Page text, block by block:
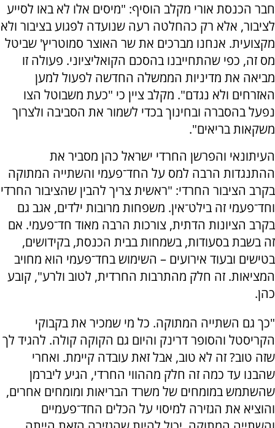
חבר הכנסת אורי מקלב הוסיף: "מיסים אלו לא באו לסייע
לציבור, אלא רק כהחלטה רעה שנועדה לפגוע בציבור ולא
מקצועית. אנחנו מברכים את שר האוצר סמוטריץ' שביטל
מס זה, כפי שהתחייבנו בהסכם הקואליציוני. פעולה זו
מביאה את מדיניות הממשלה החדשה לפעול למען
האזרחים ולא נגדם". מקלב ציין כי "כעת משבוטל הצו
נפעל בהסברה ובחינוך בכדי לשמור את הסביבה ולצרוך
משקאות בריאים".
העיתונאי והפרשן החרדי ישראל כהן מסביר את
ההתנגדות הרבה למס על החד־פעמי והשתייה המתוקה
בקרב הציבור החרדי: "ראשית צריך להבין שהציבור החרדי
וחד־פעמי זה בילט־אין. משפחות מרובות ילדים, אגב גם
בקרב הציונות הדתית, צורכות הרבה מאוד חד־פעמי. אם
זה בשבת בסעודות, בשמחות בבית הכנסת, בקידושים,
בטישים ובעוד אירועים – השימוש בחד־פעמי הוא מחויב
המציאות. זה חלק מהתרבות החרדית, לטוב ולרע", קובע
כהן.
"כך גם השתייה המתוקה. כל מי שמכיר את בקבוקי
הקריסטל והסופר דרינק והיום גם הקוקה קולה. להגיד לך
שזה טוב? זה לא טוב, אבל זאת עובדה קיימת. ואחרי
שהבנו עד כמה זה חלק מההווי החרדי, הגיע ליברמן
שהשתמש במומחים של משרד הבריאות ומומחים אחרים,
והוציא את הגזירה למיסוי על הכלים החד־פעמיים